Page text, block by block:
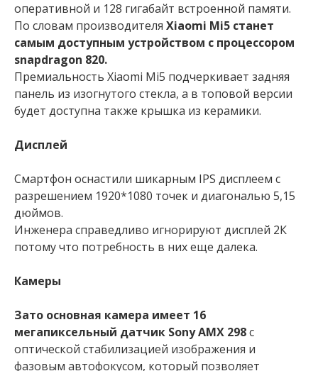
оперативной и 128 гигабайт встроенной памяти.
По словам производителя Xiaomi Mi5 станет
самым доступным устройством с процессором
snapdragon 820.
Премиальность Xiaomi Mi5 подчеркивает задняя
панель из изогнутого стекла, а в топовой версии
будет доступна также крышка из керамики.
Дисплей
Смартфон оснастили шикарным IPS дисплеем с
разрешением 1920*1080 точек и диагональю 5,15
дюймов.
Инженера справедливо игнорируют дисплей 2К
потому что потребность в них еще далека.
Камеры
Зато основная камера имеет 16
мегапиксельный датчик Sony АМX 298с
оптической стабилизацией изображения и
фазовым автофокусом, который позволяет